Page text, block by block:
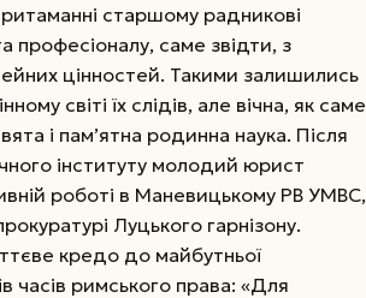
старшому радникові
професіоналу, саме звідти, з
цінностей. Такими залишились
світі їх слідів, але вічна, як саме
і пам’ятна родинна наука. Після
інституту молодий юрист
роботі в Маневицькому РВ УМВС,
Луцького гарнізону.
кредо до майбутньої
часів римського права: «Для